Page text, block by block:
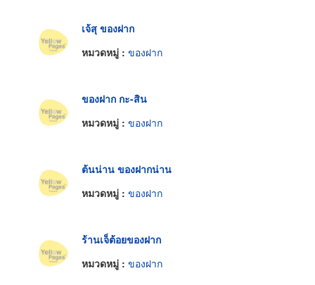
เจ้สุ ของฝาก
หมวดหมู่ : ของฝาก
ของฝาก กะ-สิน
หมวดหมู่ : ของฝาก
ต้นน่าน ของฝากน่าน
หมวดหมู่ : ของฝาก
ร้านเจ็ต้อยของฝาก
หมวดหมู่ : ของฝาก